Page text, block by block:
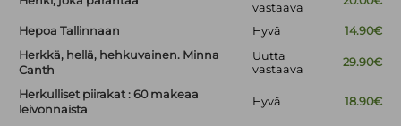
vastaava
Hepoa Tallinnaan Hyvä
14.90€
Herkkä, hellä, hehkuvainen. Minna
Canth
Uutta
vastaava
29.90€
Herkulliset piirakat : 60 makeaa
leivonnaista
Hyvä 18.90€